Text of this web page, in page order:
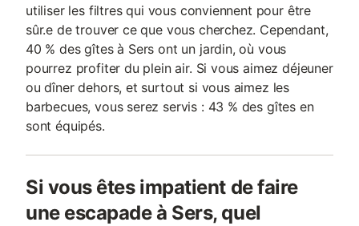
utiliser les filtres qui vous conviennent pour être
sûr.e de trouver ce que vous cherchez. Cependant,
40 % des gîtes à Sers ont un jardin, où vous
pourrez profiter du plein air. Si vous aimez déjeuner
ou dîner dehors, et surtout si vous aimez les
barbecues, vous serez servis : 43 % des gîtes en
sont équipés.
Si vous êtes impatient de faire
une escapade à Sers, quel